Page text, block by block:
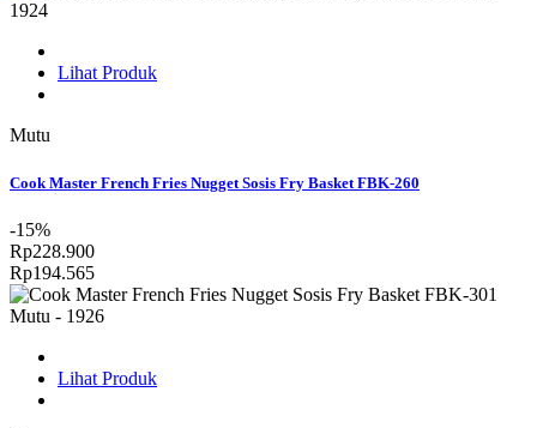
Lihat Produk
Mutu
Cook Master French Fries Nugget Sosis Fry Basket FBK-260
-15%
Rp228.900
Rp194.565
Lihat Produk